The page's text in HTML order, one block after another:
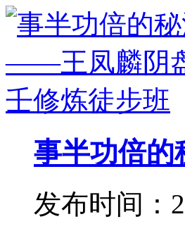
事半功倍
发布时间：